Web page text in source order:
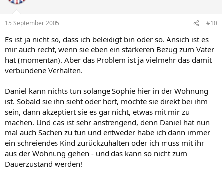
15 September 2005 #10
Es ist ja nicht so, dass ich beleidigt bin oder so. Ansich ist es
mir auch recht, wenn sie eben ein stärkeren Bezug zum Vater
hat (momentan). Aber das Problem ist ja vielmehr das damit
verbundene Verhalten.
Daniel kann nichts tun solange Sophie hier in der Wohnung
ist. Sobald sie ihn sieht oder hört, möchte sie direkt bei ihm
sein, dann akzeptiert sie es gar nicht, etwas mit mir zu
machen. Und das ist sehr anstrengend, denn Daniel hat nun
mal auch Sachen zu tun und entweder habe ich dann immer
ein schreiendes Kind zurückzuhalten oder ich muss mit ihr
aus der Wohnung gehen - und das kann so nicht zum
Dauerzustand werden!